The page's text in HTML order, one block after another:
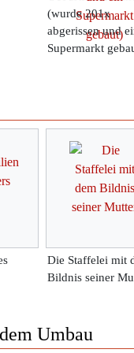
(wurde 201x
abgerissen und
Supermarkt
Die Staffelei mit
Bildnis seiner
Umbau